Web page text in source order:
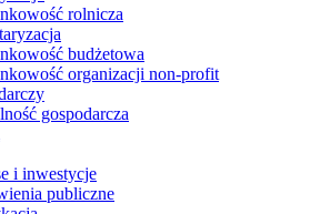
rolnicza
budżetowa
organizacji non-profit
gospodarcza
i inwestycje
publiczne